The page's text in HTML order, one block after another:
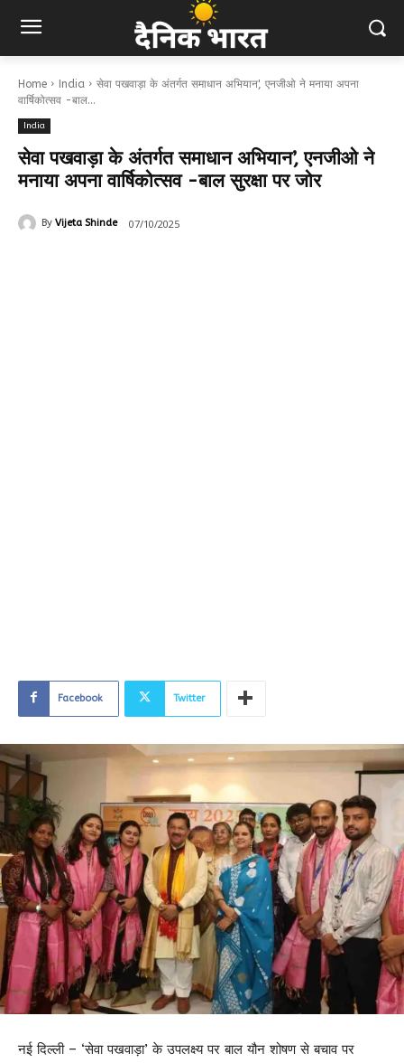
Home India
सेवा पखवाड़ा के अंतर्गत समाधान अभियान', एनजीओ ने मनाया अपना
वार्षिकोत्सव -बाल...
India
सेवा पखवाड़ा के अंतर्गत समाधान अभियान’, एनजीओ ने
मनाया अपना वार्षिकोत्सव -बाल सुरक्षा पर जोर
By Vijeta Shinde 07/10/2025
Facebook Twitter
नई दिल्ली – ‘सेवा पखवाड़ा’ के उपलक्ष्य पर बाल यौन शोषण से बचाव पर